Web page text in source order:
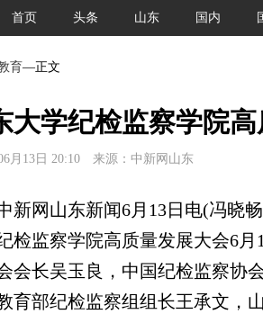
首页 头条 山东 国内
育—正文
大学纪检监察学院
月13日 20:10 来源：中新网山东
网山东新闻6月13日电(冯晓畅
检监察学院高质量发展大会6
会长吴玉良，中国纪检监察协
育部纪检监察组组长王承文，